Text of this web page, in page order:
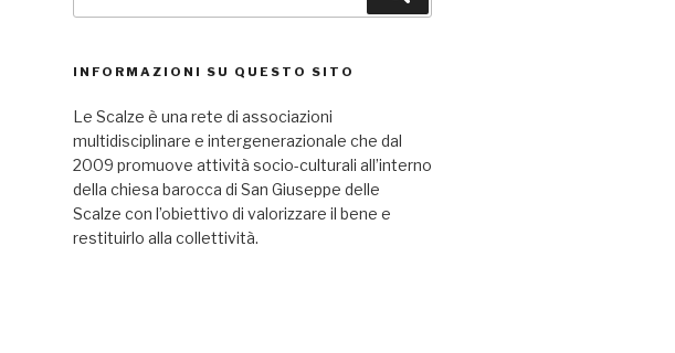
INFORMAZIONI SU QUESTO SITO
Le Scalze è una rete di associazioni
multidisciplinare e intergenerazionale che dal
2009 promuove attività socio-culturali all’interno
della chiesa barocca di San Giuseppe delle
Scalze con l’obiettivo di valorizzare il bene e
restituirlo alla collettività.